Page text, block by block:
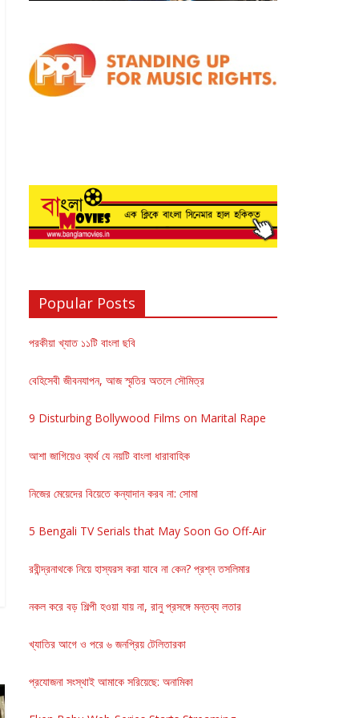
Popular Posts
পরকীয়া খ্যাত ১১টি বাংলা ছবি
বেহিসেবী জীবনযাপন, আজ স্মৃতির অতলে সৌমিত্র
9 Disturbing Bollywood Films on Marital Rape
আশা জাগিয়েও ব্যর্থ যে নয়টি বাংলা ধারাবাহিক
নিজের মেয়েদের বিয়েতে কন্যাদান করব না: সোমা
5 Bengali TV Serials that May Soon Go Off-Air
রবীন্দ্রনাথকে নিয়ে হাস্যরস করা যাবে না কেন? প্রশ্ন তসলিমার
নকল করে বড় শিল্পী হওয়া যায় না, রানু প্রসঙ্গে মন্তব্য লতার
খ্যাতির আগে ও পরে ৬ জনপ্রিয় টেলিতারকা
প্রযোজনা সংস্থাই আমাকে সরিয়েছে: অনামিকা